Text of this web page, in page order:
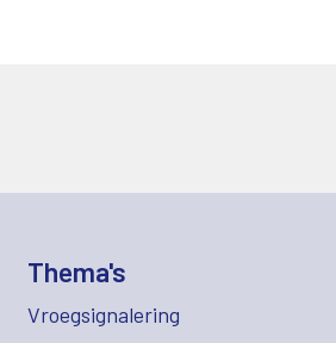
Thema's
Vroegsignalering